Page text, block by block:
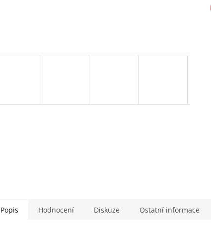
Popis Hodnocení Diskuze Ostatní informace